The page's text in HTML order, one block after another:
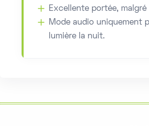
Excellente portée, malgré
Mode audio uniquement
lumière la nuit.